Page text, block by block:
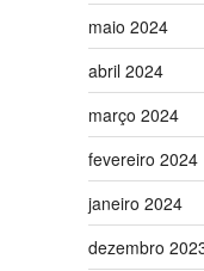
maio 2024
abril 2024
março 2024
fevereiro 2024
janeiro 2024
dezembro